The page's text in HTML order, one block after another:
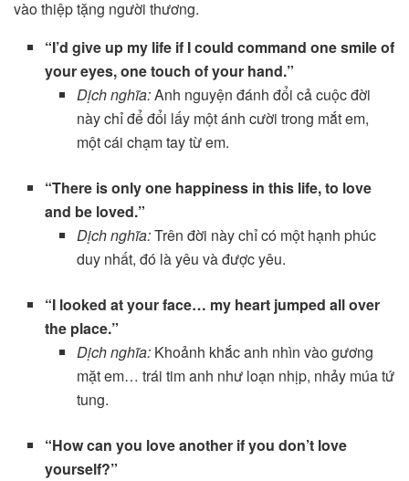
vào thiệp tặng người thương.
“I’d give up my life if I could command one smile of
your eyes, one touch of your hand.”
Dịch nghĩa:Anh nguyện đánh đổi cả cuộc đời
này chỉ để đổi lấy một ánh cười trong mắt em,
một cái chạm tay từ em.
“There is only one happiness in this life, to love
and be loved.”
Dịch nghĩa:Trên đời này chỉ có một hạnh phúc
duy nhất, đó là yêu và được yêu.
“I looked at your face… my heart jumped all over
the place.”
Dịch nghĩa:Khoảnh khắc anh nhìn vào gương
mặt em… trái tim anh như loạn nhịp, nhảy múa tứ
tung.
“How can you love another if you don’t love
yourself?”